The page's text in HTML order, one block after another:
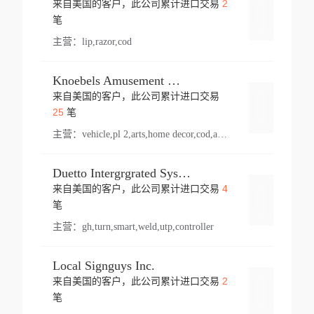
来自美国的客户，此公司累计进口交易 2
笔
主营： lip,razor,cod
Knoebels Amusement Resort
来自美国的客户，此公司累计进口交易
25笔
主营： vehicle,pl 2,arts,home decor,cod,amusement ride,sea
Duetto Intergrgrated Systems Inc.
来自美国的客户，此公司累计进口交易 4
笔
主营： gh,turn,smart,weld,utp,controller
Local Signguys Inc.
来自美国的客户，此公司累计进口交易 2
笔